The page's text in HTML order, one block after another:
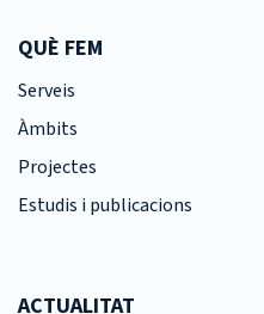
QUÈ FEM
Serveis
Àmbits
Projectes
Estudis i publicacions
ACTUALITAT